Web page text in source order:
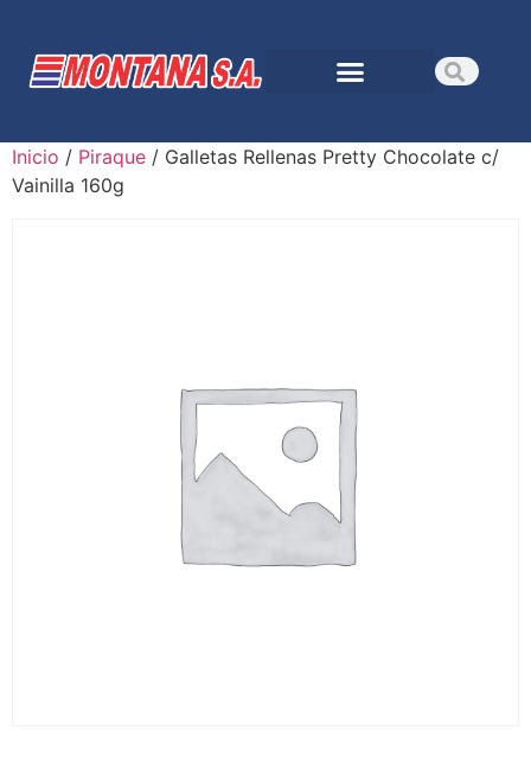
Inicio / Piraque / Galletas Rellenas Pretty Chocolate c/
Vainilla 160g